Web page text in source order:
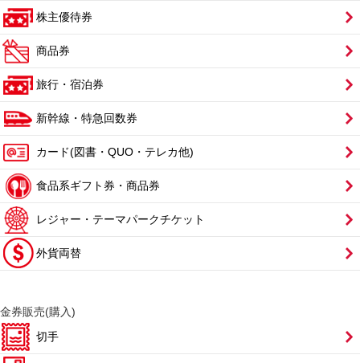
株主優待券
商品券
旅行・宿泊券
新幹線・特急回数券
カード(図書・QUO・テレカ他)
食品系ギフト券・商品券
レジャー・テーマパークチケット
外貨両替
金券販売(購入)
切手